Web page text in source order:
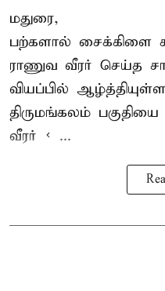
மதுரை,
பற்களால் சைக்கிளை
ராணுவ வீரர் செய்த
வியப்பில்
திருமங்கலம்
வீரர் < ...